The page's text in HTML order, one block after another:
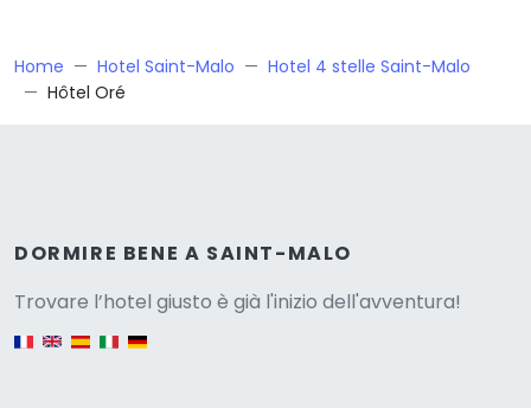
Home Hotel Saint-Malo
Hotel 4 stelle Saint-Malo
Hôtel Oré
DORMIRE BENE A SAINT-MALO
Trovare l’hotel giusto è già l'inizio dell'avventura!
English version